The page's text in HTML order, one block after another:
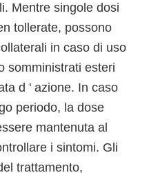
Mentre singole dosi
tollerate, possono
in caso di uso
somministrati esteri
d ' azione. In caso
periodo, la dose
mantenuta al
i sintomi. Gli
trattamento,